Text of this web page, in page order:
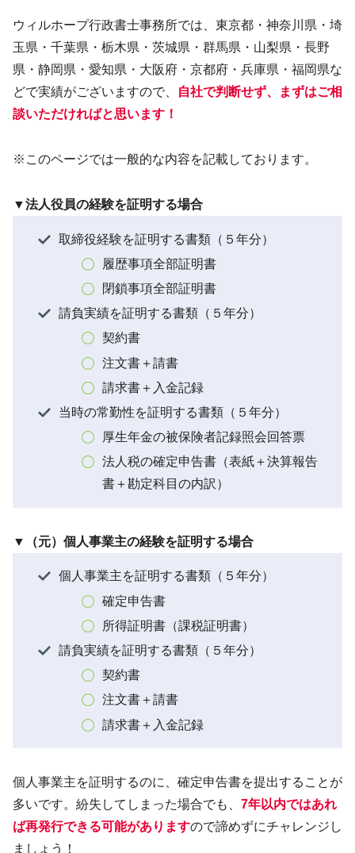
ウィルホープ行政書士事務所では、東京都・神奈川県・埼
玉県・千葉県・栃木県・茨城県・群馬県・山梨県・長野
県・静岡県・愛知県・大阪府・京都府・兵庫県・福岡県な
どで実績がございますので、
自社で判断せず、まずはご相
談いただければと思います！
※このページでは一般的な内容を記載しております。
▼法人役員の経験を証明する場合
取締役経験を証明する書類（５年分）
履歴事項全部証明書
閉鎖事項全部証明書
請負実績を証明する書類（５年分）
契約書
注文書＋請書
請求書＋入金記録
当時の常勤性を証明する書類（５年分）
厚生年金の被保険者記録照会回答票
法人税の確定申告書（表紙＋決算報告
書＋勘定科目の内訳）
▼（元）個人事業主の経験を証明する場合
個人事業主を証明する書類（５年分）
確定申告書
所得証明書（課税証明書）
請負実績を証明する書類（５年分）
契約書
注文書＋請書
請求書＋入金記録
個人事業主を証明するのに、確定申告書を提出することが
多いです。紛失してしまった場合でも、 7年以内ではあれ
ば再発行できる可能がありますので諦めずにチャレンジし
ましょう！